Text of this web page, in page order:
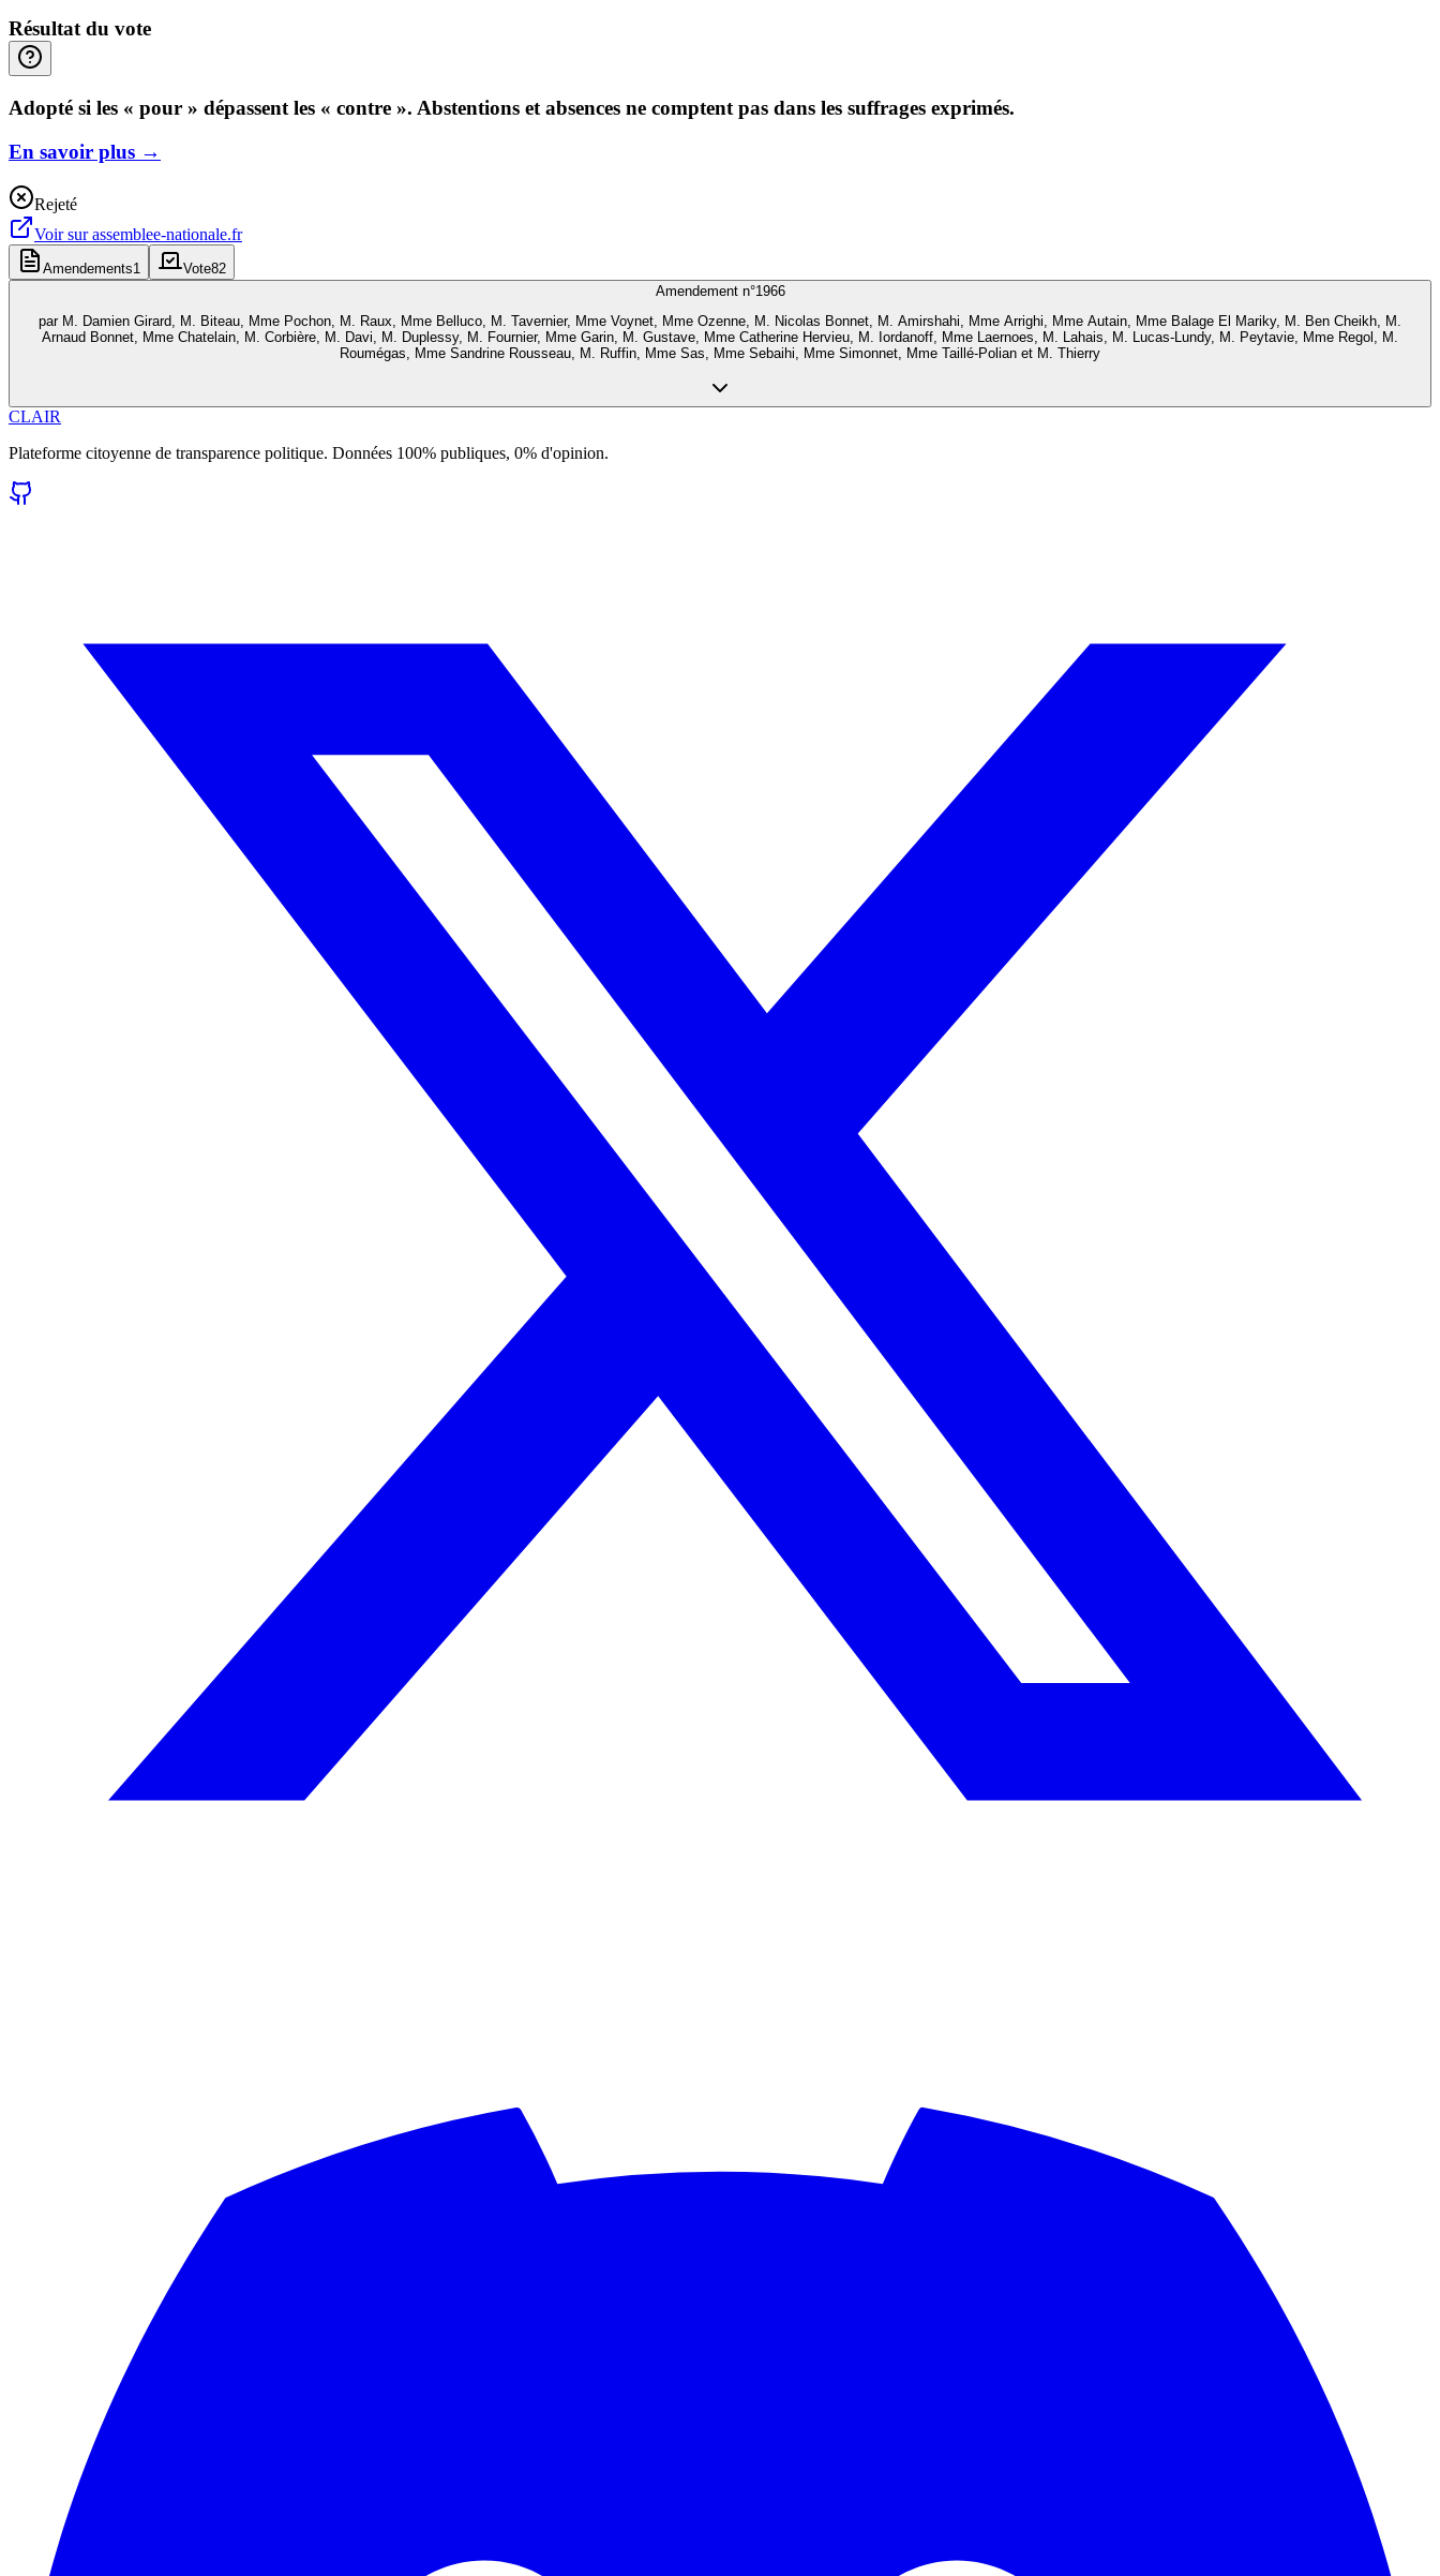
Résultat du vote
Adopté si les « pour » dépassent les « contre ». Abstentions et absences ne comptent pas dans les suffrages exprimés.
En savoir plus →
Rejeté
Voir surassemblee-nationale.fr
Amendements1 Vote82
Amendement n°1966
par M. Damien Girard, M. Biteau, Mme Pochon, M. Raux, Mme Belluco, M. Tavernier, Mme Voynet, Mme Ozenne, M. Nicolas Bonnet, M. Amirshahi, Mme Arrighi, Mme Autain, Mme Balage El Mariky, M. Ben Cheikh, M.
Arnaud Bonnet, Mme Chatelain, M. Corbière, M. Davi, M. Duplessy, M. Fournier, Mme Garin, M. Gustave, Mme Catherine Hervieu, M. Iordanoff, Mme Laernoes, M. Lahais, M. Lucas-Lundy, M. Peytavie, Mme Regol, M.
Roumégas, Mme Sandrine Rousseau, M. Ruffin, Mme Sas, Mme Sebaihi, Mme Simonnet, Mme Taillé-Polian et M. Thierry
CLAIR
Plateforme citoyenne de transparence politique. Données 100% publiques, 0% d'opinion.